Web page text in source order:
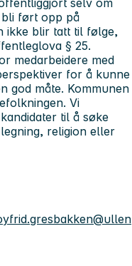
selv om
ført opp på
ikke blir tatt til følge,
§ 25.
medarbeidere med
for å kunne
god måte. Kommunen
Vi
til å søke
religion eller